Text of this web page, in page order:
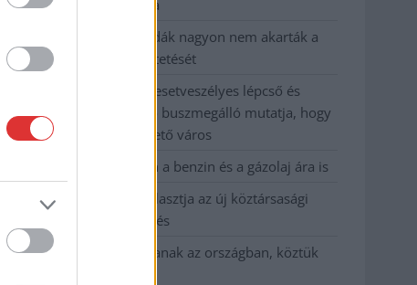
kevesebbet vittek haza
A Szolnok megyei gazdák nagyon nem akarták a
JÉGER további üzemeltetését
Csendélet 5.0: alig balesetveszélyes lépcső és
remek állapotban levő buszmegálló mutatja, hogy
Szolnok mennyire élhető város
Pénteken újra csökken a benzin és a gázolaj ára is
Napokon belül megválasztja az új köztársasági
elnököt az Országgyűlés
Kiterjedt tüzek pusztítanak az országban, köztük